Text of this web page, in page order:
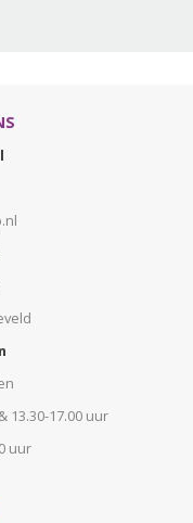
13.30-17.00 uur
uur